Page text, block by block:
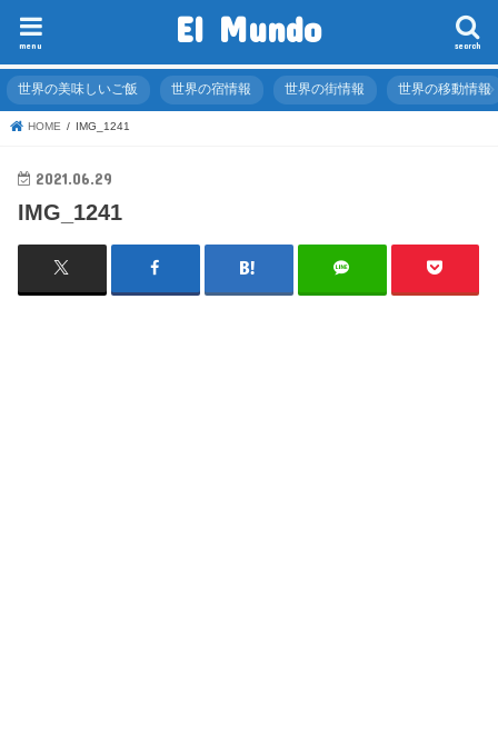
El Mundo search
menu
世界の美味しいご飯 世界の宿情報 世界の街情報 世界の移動情報
HOME IMG_1241
2021.06.29
IMG_1241